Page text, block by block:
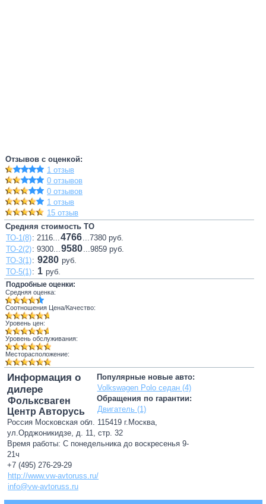
Отзывов с оценкой:
1 отзыв
0 отзывов
0 отзывов
1 отзыв
15 отзыв
Средняя стоимость ТО
ТО-1(8): 2116...4766...7380 руб.
ТО-2(2): 9300...9580...9859 руб.
ТО-3(1): 9280 руб.
ТО-5(1): 1 руб.
Подробные оценки:
Средняя оценка:
Соотношения Цена/Качество:
Уровень цен:
Уровень обслуживания:
Месторасположение:
Популярные новые авто:
Volkswagen Polo седан (4)
Обращения по гарантии:
Двигатель (1)
Информация о
дилере
Фольксваген
Центр Авторусь
Россия Московская обл. 115419 г.Москва,
ул.Орджоникидзе, д. 11, стр. 32
Время работы: С понедельника до воскресенья 9-
21ч
+7 (495) 276-29-29
http://www.vw-avtoruss.ru/
info@vw-avtoruss.ru